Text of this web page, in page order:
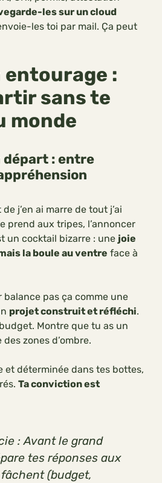
les sur un cloud
les toi par mail. Ça peut
entourage :
sans te
monde
départ : entre
j’en ai marre de tout j’ai
prend aux tripes, l’annoncer
un cocktail bizarre : une joie
la boule au ventre face à
balance pas ça comme une
projet construit et réfléchi.
Montre que tu as un
zones d’ombre.
et déterminée dans tes bottes,
Ta conviction est
: Avant le grand
tes réponses aux
(budget,